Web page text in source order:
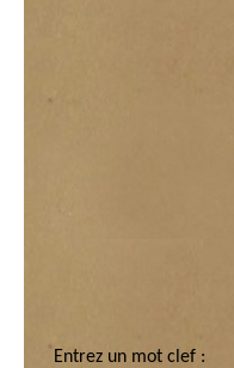
Entrez un mot clef :